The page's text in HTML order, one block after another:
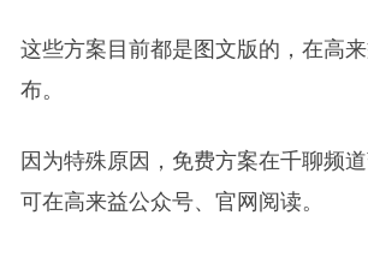
这些方案目前都是图文版的，在高
布。
因为特殊原因，免费方案在千聊频
可在高来益公众号、官网阅读。